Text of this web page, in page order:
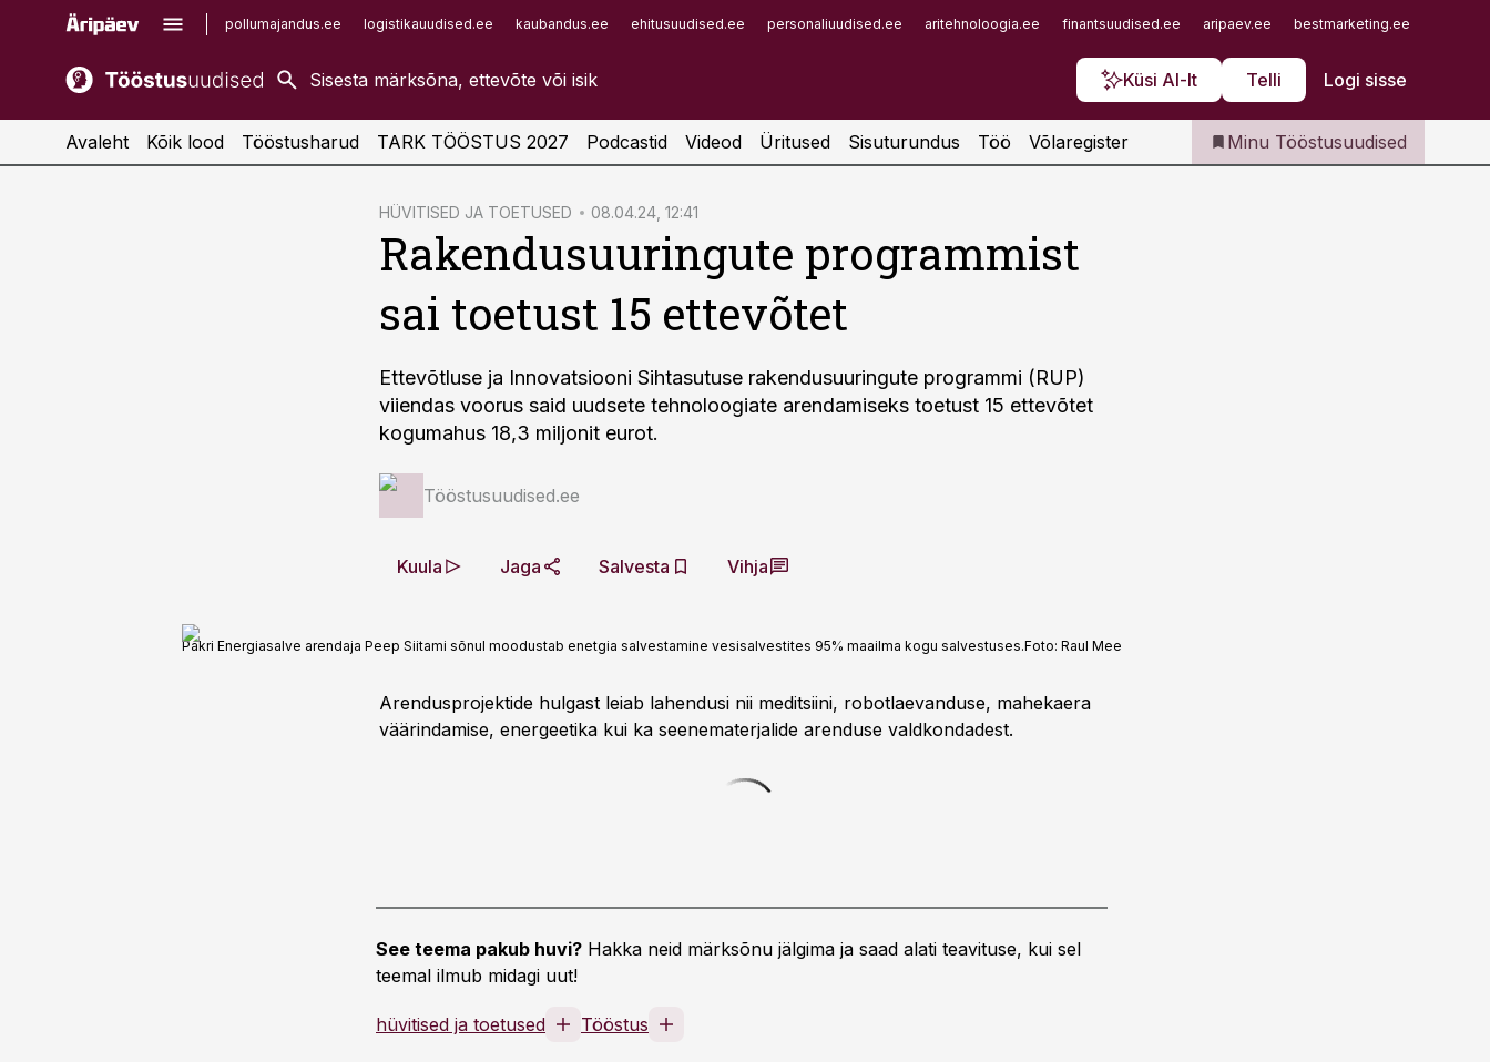
pollumajandus.ee logistikauudised.ee kaubandus.ee ehitusuudised.ee personaliuudised.ee aritehnoloogia.ee finantsuudised.ee aripaev.ee bestmarketing.ee
Küsi AI-lt Telli Logi sisse
kaubandus.ee
kinnisvarauudised.ee
imelineajalugu.ee
Infopank
Iseteenindus
Telli Tööstusuudised
Avaleht Kõik lood Tööstusharud TARK TÖÖSTUS 2027 Podcastid Videod Üritused Sisuturundus Töö Võlaregister Minu Tööstusuudised
HÜVITISED JA TOETUSED 08.04.24, 12:41
Rakendusuuringute programmist
sai toetust 15 ettevõtet
Ettevõtluse ja Innovatsiooni Sihtasutuse rakendusuuringute programmi (RUP)
viiendas voorus said uudsete tehnoloogiate arendamiseks toetust 15 ettevõtet
kogumahus 18,3 miljonit eurot.
Tööstusuudised.ee
Kuula Jaga Salvesta Vihja
Pakri Energiasalve arendaja Peep Siitami sõnul moodustab enetgia salvestamine vesisalvestites 95% maailma kogu salvestuses.Foto: Raul Mee
Arendusprojektide hulgast leiab lahendusi nii meditsiini, robotlaevanduse, mahekaera
väärindamise, energeetika kui ka seenematerjalide arenduse valdkondadest.
See teema pakub huvi? Hakka neid märksõnu jälgima ja saad alati teavituse, kui sel
teemal ilmub midagi uut!
hüvitised ja toetused Tööstus